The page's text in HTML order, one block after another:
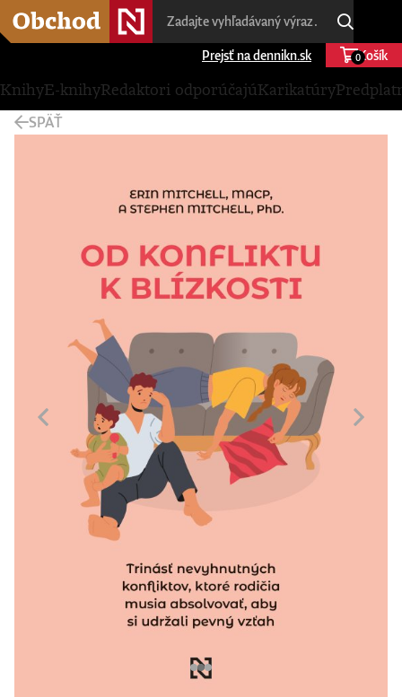
Prejsť na dennikn.sk Košík
0
KnihyE-knihyRedaktori odporúčajúKarikatúry
SPÄŤ